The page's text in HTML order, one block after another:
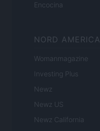
Encocina
NORD AMERICA
Womanmagazine
Investing Plus
Newz
Newz US
Newz California